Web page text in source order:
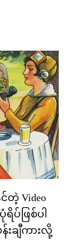
တဲ့ Video
ပ်ဖြစ်ပါ
းချီကားလို့